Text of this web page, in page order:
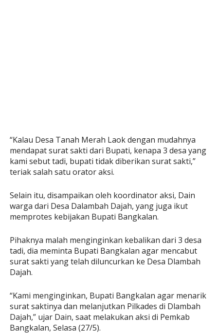
“Kalau Desa Tanah Merah Laok dengan mudahnya
mendapat surat sakti dari Bupati, kenapa 3 desa yang
kami sebut tadi, bupati tidak diberikan surat sakti,”
teriak salah satu orator aksi.
Selain itu, disampaikan oleh koordinator aksi, Dain
warga dari Desa Dalambah Dajah, yang juga ikut
memprotes kebijakan Bupati Bangkalan.
Pihaknya malah menginginkan kebalikan dari 3 desa
tadi, dia meminta Bupati Bangkalan agar mencabut
surat sakti yang telah diluncurkan ke Desa Dlambah
Dajah.
“Kami menginginkan, Bupati Bangkalan agar menarik
surat saktinya dan melanjutkan Pilkades di Dlambah
Dajah,” ujar Dain, saat melakukan aksi di Pemkab
Bangkalan, Selasa (27/5).